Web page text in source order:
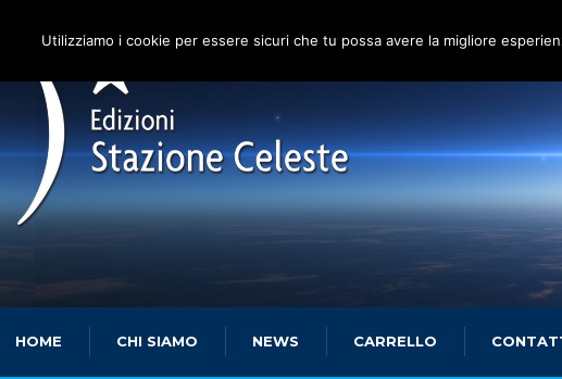
HOME CHI SIAMO NEWS CARRELLO
Utilizziamo i cookie per essere sicuri che tu possa avere la migliore